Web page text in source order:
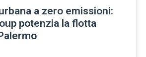
a zero emissioni:
potenzia la flotta